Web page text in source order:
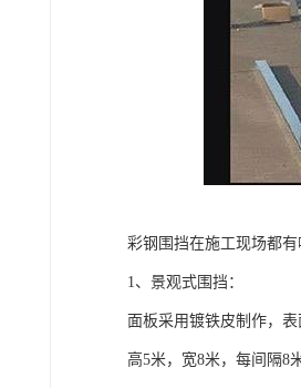
彩钢围挡在施工现场都
1、景观式围挡：
面板采用镀铁皮制作，
高5米，宽8米，每间隔8